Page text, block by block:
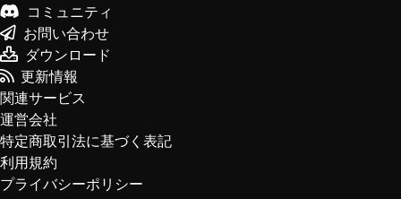
コミュニティ
お問い合わせ
ダウンロード
更新情報
関連サービス
運営会社
特定商取引法に基づく表記
利用規約
プライバシーポリシー